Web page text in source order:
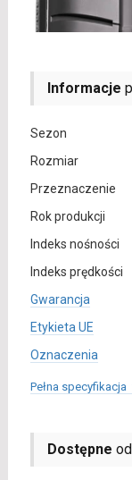
Informacje
Sezon
Rozmiar
Przeznaczenie
Rok produkcji
Indeks nośności
Indeks prędkości
Gwarancja
Etykieta UE
Oznaczenia
Pełna specyfikacja
Dostępne